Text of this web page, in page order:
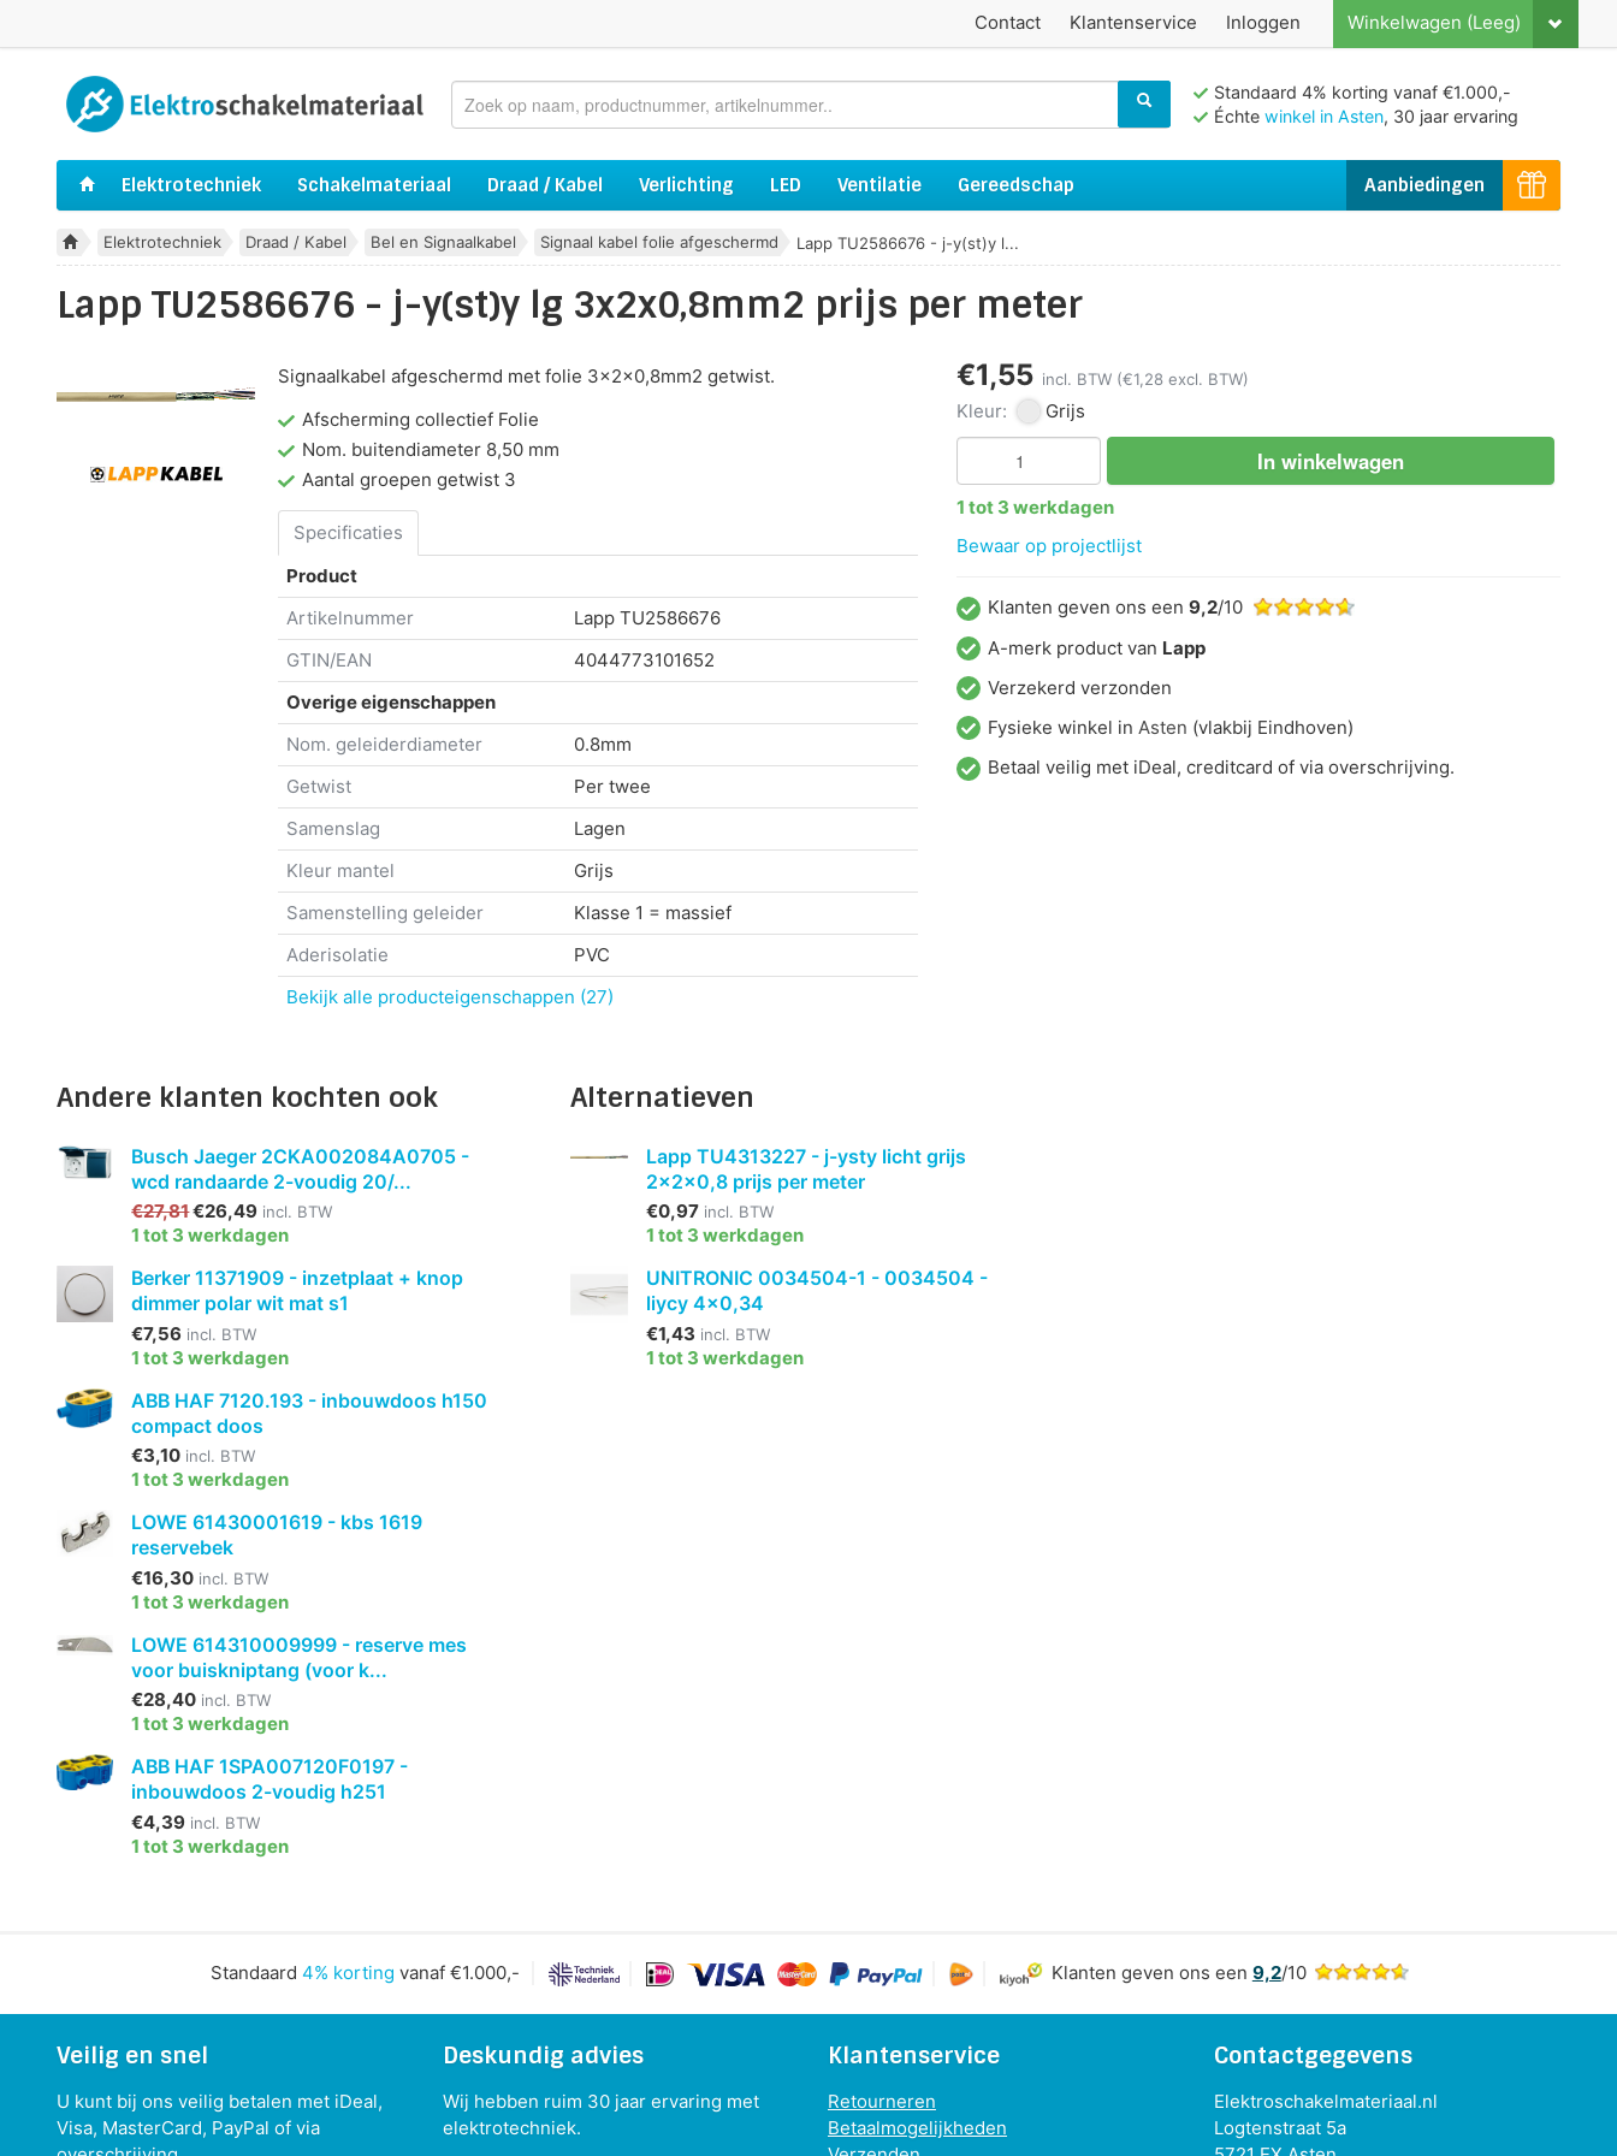
Winkelwagen (Leeg)
Inloggen
Klantenservice
Contact
Standaard 4% korting vanaf €1.000,-
Échte winkel in Asten, 30 jaar ervaring
Elektrotechniek Schakelmateriaal Draad / Kabel Verlichting LED Aanbiedingen
Ventilatie Gereedschap
Elektrotechniek Draad / Kabel Bel en Signaalkabel Signaal kabel folie afgeschermd Lapp TU2586676 - j-y(st)y l...
Lapp TU2586676 - j-y(st)y lg 3x2x0,8mm2 prijs per meter
Signaalkabel afgeschermd met folie 3x2x0,8mm2 getwist.
Afscherming collectief Folie
Nom. buitendiameter 8,50 mm
Aantal groepen getwist 3
Specificaties
Product
Artikelnummer
Lapp TU2586676
GTIN/EAN
4044773101652
Overige eigenschappen
Nom. geleiderdiameter
0.8mm
Getwist
Per twee
Samenslag
Lagen
Kleur mantel
Grijs
Samenstelling geleider
Klasse 1 = massief
Aderisolatie
PVC
Bekijk alle producteigenschappen (27)
€1,55 incl. BTW (€1,28 excl. BTW)
Kleur: Grijs
In winkelwagen
1 tot 3 werkdagen
Bewaar op projectlijst
Klanten geven ons een 9,2/10
A-merk product van Lapp
Verzekerd verzonden
Fysieke winkel in Asten (vlakbij Eindhoven)
Betaal veilig met iDeal, creditcard of via overschrijving.
Andere klanten kochten ook
Busch Jaeger 2CKA002084A0705 -
wcd randaarde 2-voudig 20/...
€27,81€26,49 incl. BTW
1 tot 3 werkdagen
Berker 11371909 - inzetplaat + knop
dimmer polar wit mat s1
€7,56 incl. BTW
1 tot 3 werkdagen
ABB HAF 7120.193 - inbouwdoos h150
compact doos
€3,10 incl. BTW
1 tot 3 werkdagen
LOWE 61430001619 - kbs 1619
reservebek
€16,30 incl. BTW
1 tot 3 werkdagen
LOWE 614310009999 - reserve mes
voor buiskniptang (voor k...
€28,40 incl. BTW
1 tot 3 werkdagen
ABB HAF 1SPA007120F0197 -
inbouwdoos 2-voudig h251
€4,39 incl. BTW
1 tot 3 werkdagen
Alternatieven
Lapp TU4313227 - j-ysty licht grijs
2x2x0,8 prijs per meter
€0,97 incl. BTW
1 tot 3 werkdagen
UNITRONIC 0034504-1 - 0034504 -
liycy 4x0,34
€1,43 incl. BTW
1 tot 3 werkdagen
Standaard 4% korting vanaf €1.000,- Klanten geven ons een 9,2/10
Veilig en snel
U kunt bij ons veilig betalen met iDeal,
Visa, MasterCard, PayPal of via
Deskundig advies
Wij hebben ruim 30 jaar ervaring met
elektrotechniek.
Klantenservice
Retourneren
Betaalmogelijkheden
Contactgegevens
Elektroschakelmateriaal.nl
Logtenstraat 5a